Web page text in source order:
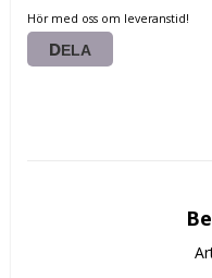
Hör med oss om leveranstid!
DELA